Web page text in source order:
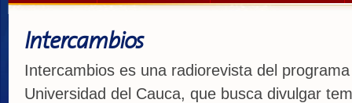
Intercambios
Intercambios es una radiorevista del
Universidad del Cauca, que busca divulgar